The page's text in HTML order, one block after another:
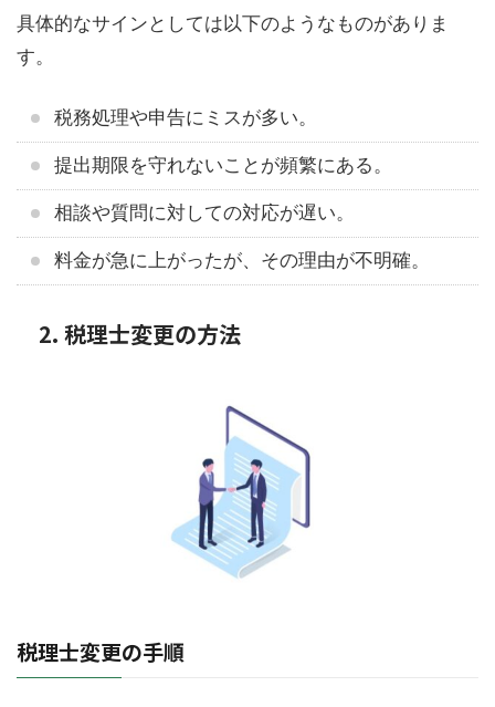
具体的なサインとしては以下のようなものがありま
す。
税務処理や申告にミスが多い。
提出期限を守れないことが頻繁にある。
相談や質問に対しての対応が遅い。
料金が急に上がったが、その理由が不明確。
2. 税理士変更の方法
税理士変更の手順